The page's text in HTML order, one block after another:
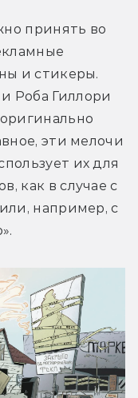
принять во
и стикеры.
Роба Гиллори
эти мелочи
их для
как в случае с
например, с